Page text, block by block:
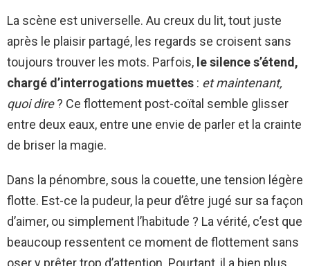
La scène est universelle. Au creux du lit, tout juste
après le plaisir partagé, les regards se croisent sans
toujours trouver les mots. Parfois, le silence s’étend,
chargé d’interrogations muettes : et maintenant,
quoi dire? Ce flottement post-coïtal semble glisser
entre deux eaux, entre une envie de parler et la crainte
de briser la magie.
Dans la pénombre, sous la couette, une tension légère
flotte. Est-ce la pudeur, la peur d’être jugé sur sa façon
d’aimer, ou simplement l’habitude ? La vérité, c’est que
beaucoup ressentent ce moment de flottement sans
oser y prêter trop d’attention. Pourtant, il a bien plus